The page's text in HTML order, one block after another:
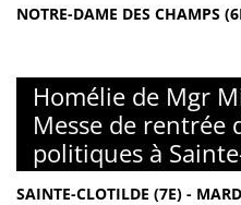
NOTRE-DAME DES CHAMPS
Homélie de Mgr
Messe de rentrée
politiques à
SAINTE-CLOTILDE (7E) -